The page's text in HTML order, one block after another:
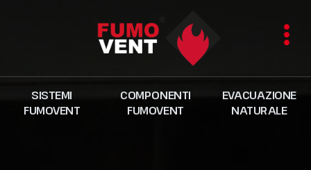
SISTEMI
FUMOVENT
COMPONENTI
FUMOVENT
EVACUAZIONE
NATURALE